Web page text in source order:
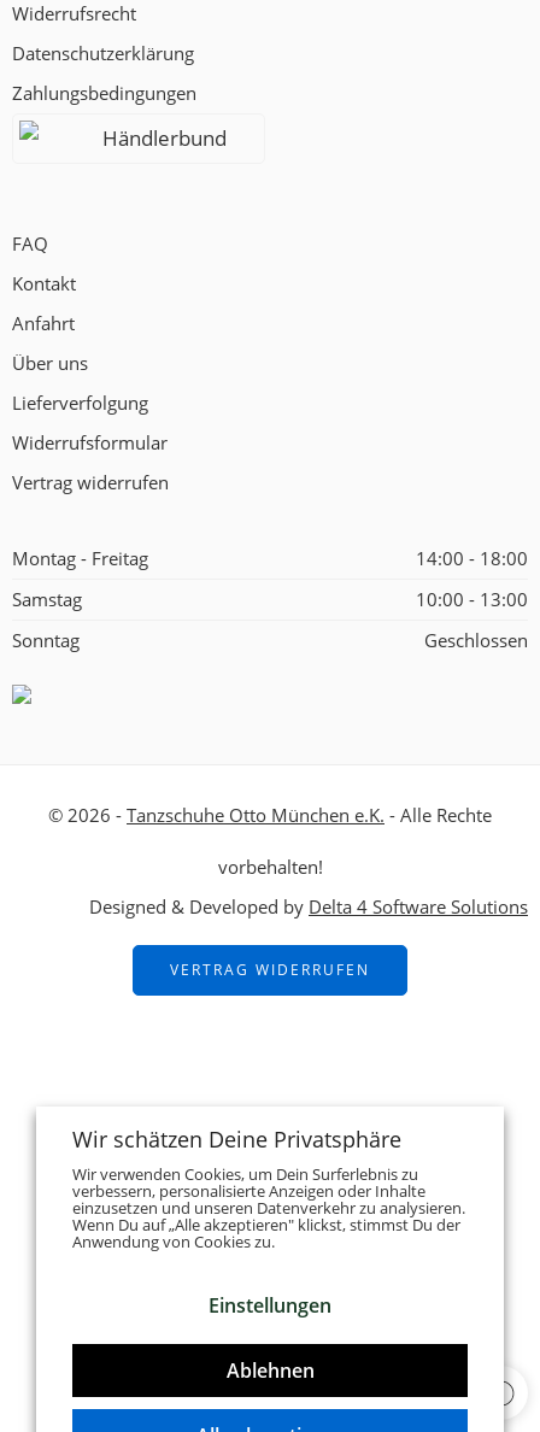
Widerrufsrecht
Datenschutzerklärung
Zahlungsbedingungen
Händlerbund
FAQ
Kontakt
Anfahrt
Über uns
Lieferverfolgung
Widerrufsformular
Vertrag widerrufen
Montag - Freitag
14:00 - 18:00
Samstag
10:00 - 13:00
Sonntag
Geschlossen
© 2026 - Tanzschuhe Otto München e.K. - Alle Rechte
vorbehalten!
Designed & Developed by Delta 4 Software Solutions
VERTRAG WIDERRUFEN
Wir schätzen Deine Privatsphäre
Wir verwenden Cookies, um Dein Surferlebnis zu
verbessern, personalisierte Anzeigen oder Inhalte
einzusetzen und unseren Datenverkehr zu analysieren.
Wenn Du auf „Alle akzeptieren" klickst, stimmst Du der
Anwendung von Cookies zu.
Einstellungen
Ablehnen